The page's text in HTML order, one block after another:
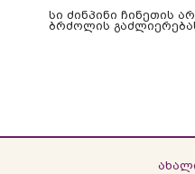
სი ძინპინი ჩინეთის
ბრძოლის